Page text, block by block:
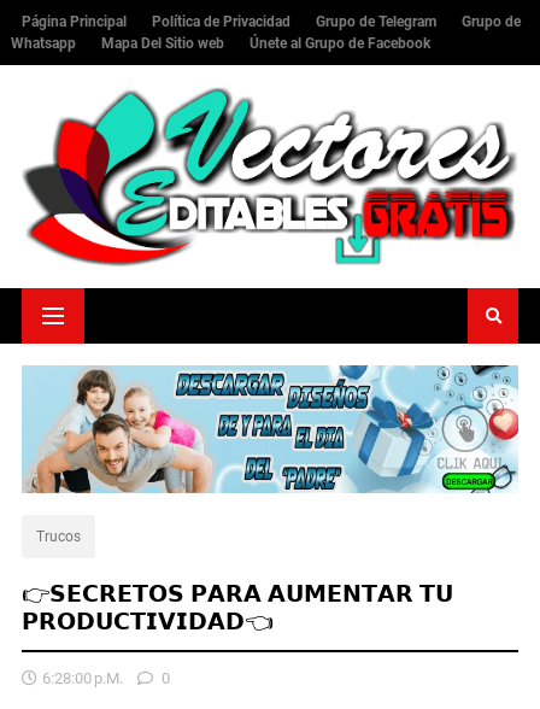
Página Principal Política de Privacidad Grupo de Telegram
Grupo de
Whatsapp
Mapa Del Sitio web Únete al Grupo de Facebook
Trucos
👉𝗦𝗘𝗖𝗥𝗘𝗧𝗢𝗦 𝗣𝗔𝗥𝗔 𝗔𝗨𝗠𝗘𝗡𝗧𝗔𝗥 𝗧𝗨
𝗣𝗥𝗢𝗗𝗨𝗖𝗧𝗜𝗩𝗜𝗗𝗔𝗗👈
6:28:00 P.m. 0